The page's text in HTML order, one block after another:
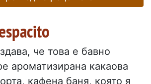
че това е бавно
ароматизирана какаова
кафена баня, която я